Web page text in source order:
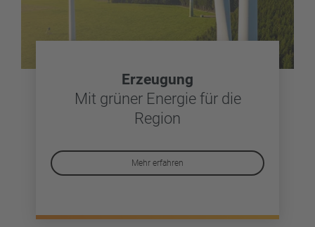
Erzeugung
Mit grüner Energie für die
Region
Mehr erfahren